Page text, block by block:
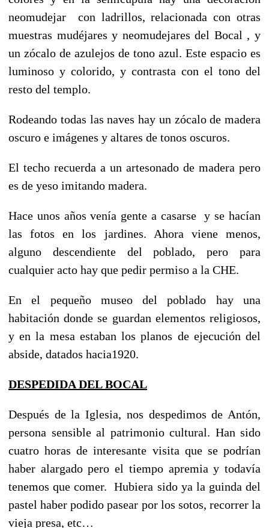
neomudejar con ladrillos, relacionada con otras
muestras mudéjares y neomudejares del Bocal , y
un zócalo de azulejos de tono azul. Este espacio es
luminoso y colorido, y contrasta con el tono del
resto del templo.
Rodeando todas las naves hay un zócalo de madera
oscuro e imágenes y altares de tonos oscuros.
El techo recuerda a un artesonado de madera pero
es de yeso imitando madera.
Hace unos años venía gente a casarse y se hacían
las fotos en los jardines. Ahora viene menos,
alguno descendiente del poblado, pero para
cualquier acto hay que pedir permiso a la CHE.
En el pequeño museo del poblado hay una
habitación donde se guardan elementos religiosos,
y en la mesa estaban los planos de ejecución del
abside, datados hacia1920.
DESPEDIDA DEL BOCAL
Después de la Iglesia, nos despedimos de Antón,
persona sensible al patrimonio cultural. Han sido
cuatro horas de interesante visita que se podrían
haber alargado pero el tiempo apremia y todavía
tenemos que comer. Hubiera sido ya la guinda del
pastel haber podido pasear por los sotos, recorrer la
vieja presa, etc…